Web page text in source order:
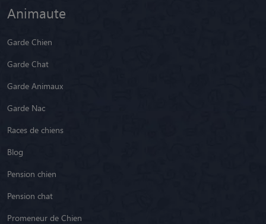
Animaute
Garde Chien
Garde Chat
Garde Animaux
Garde Nac
Races de chiens
Blog
Pension chien
Pension chat
Promeneur de Chien